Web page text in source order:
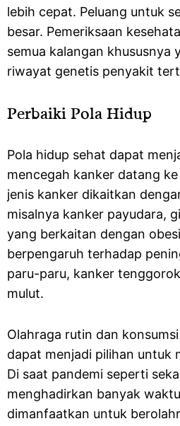
lebih cepat. Peluang untuk
besar. Pemeriksaan
semua kalangan khususnya
riwayat genetis penyakit
Perbaiki Pola Hidup
Pola hidup sehat dapat
mencegah kanker datang
jenis kanker dikaitkan
misalnya kanker payudara,
yang berkaitan dengan
berpengaruh terhadap
paru-paru, kanker
mulut.
Olahraga rutin dan
dapat menjadi pilihan untuk
Di saat pandemi seperti
menghadirkan banyak
dimanfaatkan untuk